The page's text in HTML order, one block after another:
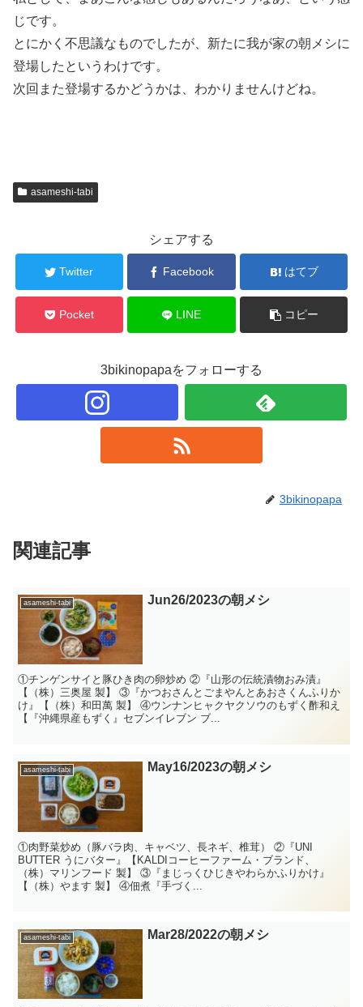
じです。
とにかく不思議なものでしたが、新たに我が家の朝メシに
登場したというわけです。
次回また登場するかどうかは、わかりませんけどね。
asameshi-tabi
シェアする
Twitter Facebook はてブ
Pocket LINE コピー
3bikinopapaをフォローする
3bikinopapa
関連記事
asameshi-tabi Jun26/2023の朝メシ
①チンゲンサイと豚ひき肉の卵炒め ②『山形の伝統漬物おみ漬』
【（株）三奥屋 製】 ③『かつおさんとごまやんとあおさくんふりか
け』【（株）和田萬 製】 ④ウンナンヒャクヤクソウのもずく酢和え
【『沖縄県産もずく』セブンイレブン ブ...
asameshi-tabi May16/2023の朝メシ
①肉野菜炒め（豚バラ肉、キャベツ、長ネギ、椎茸） ②『UNI
BUTTER うにバター』【KALDIコーヒーファーム・ブランド、
（株）マリンフード 製】 ③『まじっくひじきやわらかふりかけ』
【（株）やます 製】 ④佃煮『手づく...
asameshi-tabi Mar28/2022の朝メシ